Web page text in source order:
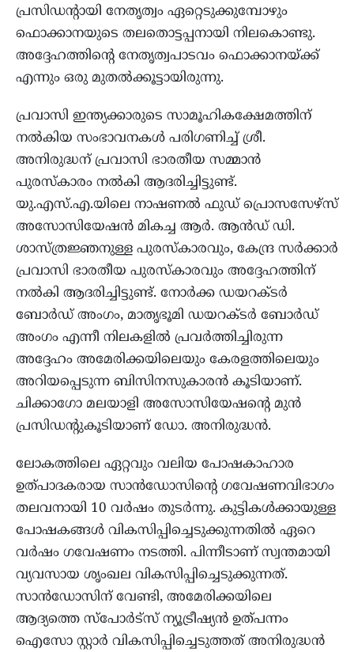
പ്രസിഡന്റായി നേതൃത്വം ഏറ്റെടുക്കുമ്പോഴും
ഫൊക്കാനയുടെ തലതൊട്ടപ്പനായി നിലകൊണ്ടു.
അദ്ദേഹത്തിന്റെ നേതൃത്വപാടവം ഫൊക്കാനയ്ക്ക്
എന്നും ഒരു മുതൽക്കൂട്ടായിരുന്നു.
പ്രവാസി ഇന്ത്യക്കാരുടെ സാമൂഹികക്ഷേമത്തിന്
നൽകിയ സംഭാവനകൾ പരിഗണിച്ച് ശ്രീ.
അനിരുദ്ധന് പ്രവാസി ഭാരതീയ സമ്മാൻ
പുരസ്കാരം നൽകി ആദരിച്ചിട്ടുണ്ട്.
യു.എസ്.എ.യിലെ നാഷണൽ ഫുഡ് പ്രൊസസേഴ്സ്
അസോസിയേഷൻ മികച്ച ആർ. ആൻഡ് ഡി.
ശാസ്ത്രജ്ഞനുള്ള പുരസ്കാരവും, കേന്ദ്ര സർക്കാർ
പ്രവാസി ഭാരതീയ പുരസ്കാരവും അദ്ദേഹത്തിന്
നൽകി ആദരിച്ചിട്ടുണ്ട്. നോർക്ക ഡയറക്ടർ
ബോർഡ് അംഗം, മാതൃഭൂമി ഡയറക്ടർ ബോർഡ്
അംഗം എന്നീ നിലകളിൽ പ്രവർത്തിച്ചിരുന്ന
അദ്ദേഹം അമേരിക്കയിലെയും കേരളത്തിലെയും
അറിയപ്പെടുന്ന ബിസിനസുകാരൻ കൂടിയാണ്.
ചിക്കാഗോ മലയാളി അസോസിയേഷന്റെ മുൻ
പ്രസിഡന്റുകൂടിയാണ് ഡോ. അനിരുദ്ധൻ.
ലോകത്തിലെ ഏറ്റവും വലിയ പോഷകാഹാര
ഉത്പാദകരായ സാൻഡോസിന്റെ ഗവേഷണവിഭാഗം
തലവനായി 10 വർഷം തുടർന്നു. കുട്ടികൾക്കായുള്ള
പോഷകങ്ങൾ വികസിപ്പിച്ചെടുക്കുന്നതിൽ ഏറെ
വർഷം ഗവേഷണം നടത്തി. പിന്നീടാണ് സ്വന്തമായി
വ്യവസായ ശൃംഖല വികസിപ്പിച്ചെടുക്കുന്നത്.
സാൻഡോസിന് വേണ്ടി, അമേരിക്കയിലെ
ആദ്യത്തെ സ്പോർട്സ് ന്യൂട്രീഷ്യൻ ഉത്പന്നം
ഐസോ സ്റ്റാർ വികസിപ്പിച്ചെടുത്തത് അനിരുദ്ധൻ